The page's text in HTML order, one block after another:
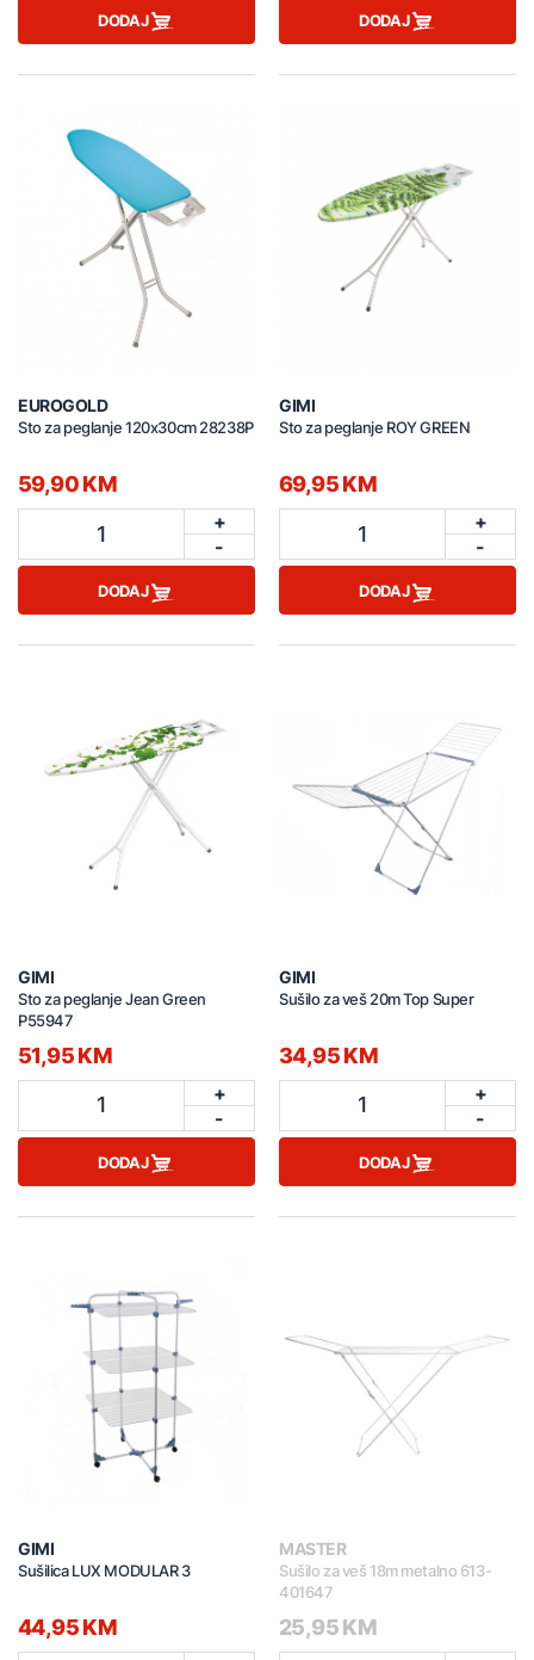
DODAJ DODAJ
EUROGOLD
Sto za peglanje 120x30cm 28238P
59,90 KM
1
+
-
DODAJ
GIMI
Sto za peglanje ROY GREEN
69,95 KM
1
+
-
DODAJ
GIMI
Sto za peglanje Jean Green
P55947
51,95 KM
1
+
-
DODAJ
GIMI
Sušilo za veš 20m Top Super
34,95 KM
1
+
-
DODAJ
GIMI
Sušilica LUX MODULAR 3
44,95 KM
MASTER
Sušilo za veš 18m metalno 613-
401647
25,95 KM